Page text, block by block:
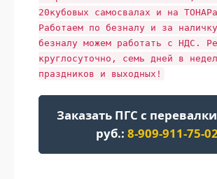
20кубовых самосвалах и на
Работаем по безналу и за
безналу можем работать с НДС.
круглосуточно, семь дней в
праздников и выходных!
Заказать ПГС с
руб.: 8-909-911-75-02